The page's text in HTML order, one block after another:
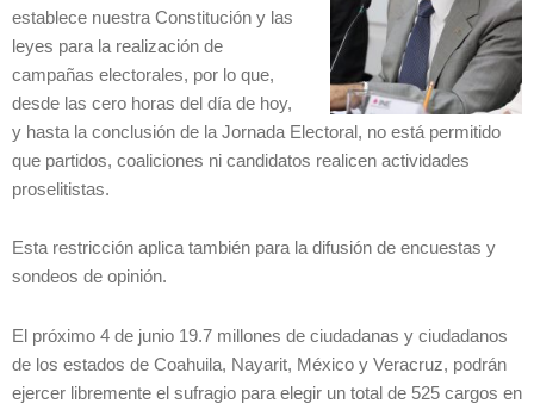
establece nuestra Constitución y las
leyes para la realización de
campañas electorales, por lo que,
desde las cero horas del día de hoy,
y hasta la conclusión de la Jornada Electoral, no está permitido
que partidos, coaliciones ni candidatos realicen actividades
proselitistas.
Esta restricción aplica también para la difusión de encuestas y
sondeos de opinión.
El próximo 4 de junio 19.7 millones de ciudadanas y ciudadanos
de los estados de Coahuila, Nayarit, México y Veracruz, podrán
ejercer libremente el sufragio para elegir un total de 525 cargos en